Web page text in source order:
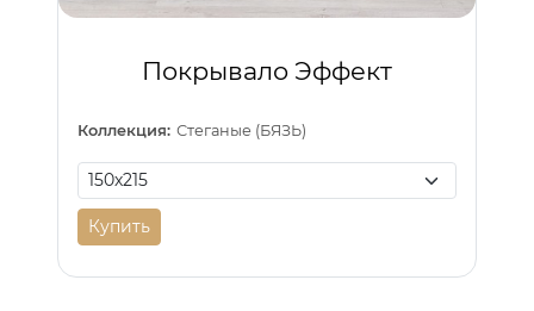
Покрывало Эффект
Коллекция: Стеганые (БЯЗЬ)
Купить